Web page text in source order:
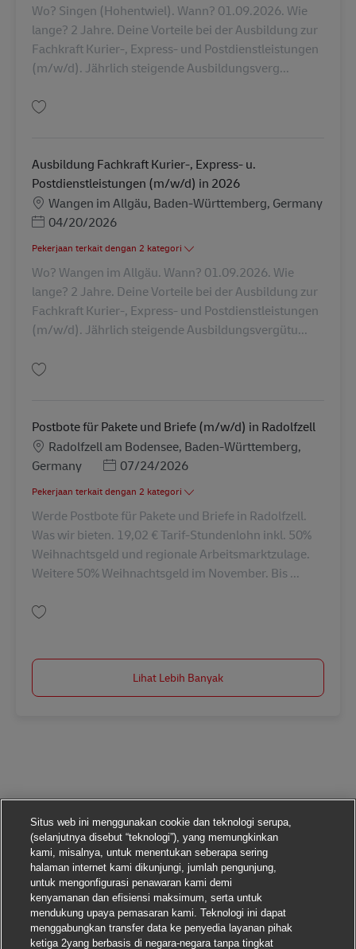
Wo? Singen (Hohentwiel). Wann? 01.09.2026. Wie
lange? 2 Jahre. Deine Vorteile bei der Ausbildung zur
Fachkraft Kurier-, Express- und Postdienstleistungen
(m/w/d). Jährlich steigende Ausbildungsverg...
Ausbildung Fachkraft Kurier-, Express- u.
Postdienstleistungen (m/w/d) in 2026
LokasiWangen im Allgäu, Baden-Württemberg, Germany
Posted Date
04/20/2026
Pekerjaan terkait dengan 2 kategori
Wo? Wangen im Allgäu. Wann? 01.09.2026. Wie
lange? 2 Jahre. Deine Vorteile bei der Ausbildung zur
Fachkraft Kurier-, Express- und Postdienstleistungen
(m/w/d). Jährlich steigende Ausbildungsvergütu...
Postbote für Pakete und Briefe (m/w/d) in Radolfzell
LokasiRadolfzell am Bodensee, Baden-Württemberg,
Germany
Posted Date
07/24/2026
Pekerjaan terkait dengan 2 kategori
Werde Postbote für Pakete und Briefe in Radolfzell.
Was wir bieten. 19,02 € Tarif-Stundenlohn inkl. 50%
Weihnachtsgeld und regionale Arbeitsmarktzulage.
Weitere 50% Weihnachtsgeld im November. Bis ...
Lihat Lebih Banyak
Situs web ini menggunakan cookie dan teknologi serupa,
(selanjutnya disebut “teknologi”), yang memungkinkan
kami, misalnya, untuk menentukan seberapa sering
halaman internet kami dikunjungi, jumlah pengunjung,
untuk mengonfigurasi penawaran kami demi
kenyamanan dan efisiensi maksimum, serta untuk
mendukung upaya pemasaran kami. Teknologi ini dapat
menggabungkan transfer data ke penyedia layanan pihak
ketiga 2yang berbasis di negara-negara tanpa tingkat